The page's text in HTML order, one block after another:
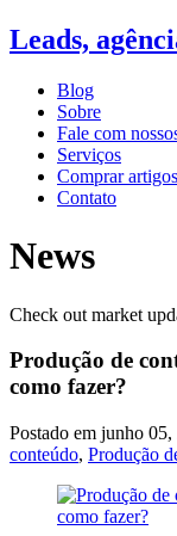
Leads,
Blog
Sobre
Fale com
Serviços
Comprar
Contato
News
Check out market
Produção de
como fazer?
Postado em junho 05,
conteúdo, Produção